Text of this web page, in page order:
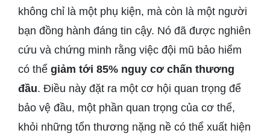
không chỉ là một phụ kiện, mà còn là một người
bạn đồng hành đáng tin cậy. Nó đã được nghiên
cứu và chứng minh rằng việc đội mũ bảo hiểm
có thể giảm tới 85% nguy cơ chấn thương
đầu. Điều này đặt ra một cơ hội quan trọng để
bảo vệ đầu, một phần quan trọng của cơ thể,
khỏi những tổn thương nặng nề có thể xuất hiện